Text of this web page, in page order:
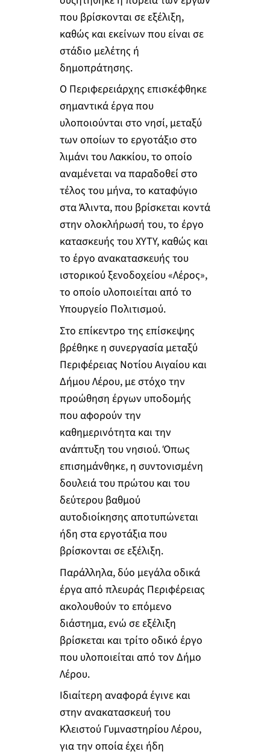
που βρίσκονται σε εξέλιξη,
καθώς και εκείνων που είναι σε
στάδιο μελέτης ή
δημοπράτησης.
Ο Περιφερειάρχης επισκέφθηκε
σημαντικά έργα που
υλοποιούνται στο νησί, μεταξύ
των οποίων το εργοτάξιο στο
λιμάνι του Λακκίου, το οποίο
αναμένεται να παραδοθεί στο
τέλος του μήνα, το καταφύγιο
στα Άλιντα, που βρίσκεται κοντά
στην ολοκλήρωσή του, το έργο
κατασκευής του ΧΥΤΥ, καθώς και
το έργο ανακατασκευής του
ιστορικού ξενοδοχείου «Λέρος»,
το οποίο υλοποιείται από το
Υπουργείο Πολιτισμού.
Στο επίκεντρο της επίσκεψης
βρέθηκε η συνεργασία μεταξύ
Περιφέρειας Νοτίου Αιγαίου και
Δήμου Λέρου, με στόχο την
προώθηση έργων υποδομής
που αφορούν την
καθημερινότητα και την
ανάπτυξη του νησιού. Όπως
επισημάνθηκε, η συντονισμένη
δουλειά του πρώτου και του
δεύτερου βαθμού
αυτοδιοίκησης αποτυπώνεται
ήδη στα εργοτάξια που
βρίσκονται σε εξέλιξη.
Παράλληλα, δύο μεγάλα οδικά
έργα από πλευράς Περιφέρειας
ακολουθούν το επόμενο
διάστημα, ενώ σε εξέλιξη
βρίσκεται και τρίτο οδικό έργο
που υλοποιείται από τον Δήμο
Λέρου.
Ιδιαίτερη αναφορά έγινε και
στην ανακατασκευή του
Κλειστού Γυμναστηρίου Λέρου,
για την οποία έχει ήδη